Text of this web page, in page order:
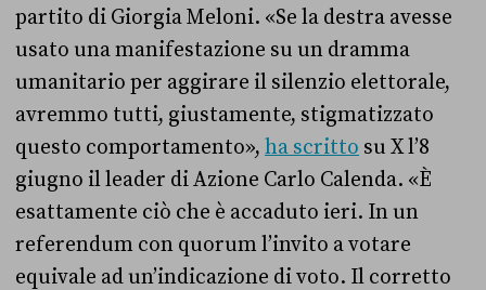
partito di Giorgia Meloni. «Se la destra avesse
usato una manifestazione su un dramma
umanitario per aggirare il silenzio elettorale,
avremmo tutti, giustamente, stigmatizzato
questo comportamento», ha scritto su X l’8
giugno il leader di Azione Carlo Calenda. «È
esattamente ciò che è accaduto ieri. In un
referendum con quorum l’invito a votare
equivale ad un’indicazione di voto. Il corretto